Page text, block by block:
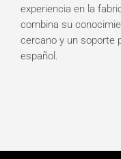
experiencia en la
combina su
cercano y un soporte
español.